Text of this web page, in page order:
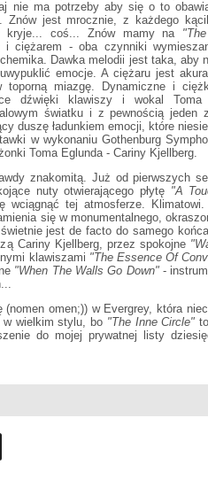
nie ma potrzeby aby się o to
Znów jest mrocznie, z każdego
kryje... coś... Znów mamy na
i ciężarem - oba czynniki
Dawka melodii jest taka, aby
emocje. A ciężaru jest
miazgę. Dynamiczne i
dźwięki klawiszy i wokal Toma
światku i z pewnością jeden
duszę ładunkiem emocji, które
w wykonaniu Gothenburg
Toma Eglunda - Cariny Kjellberg.
znakomitą. Już od pierwszych
nuty otwierającego płytę "A
wciągnąć tej atmosferze.
się w monumentalnego,
jest de facto do samego
Cariny Kjellberg, przez spokojne
klawiszami "The Essence Of
"When The Walls Go Down"-
(nomen omen;)) w Evergrey, która
w wielkim stylu, bo "The Inne Circle"
do mojej prywatnej listy